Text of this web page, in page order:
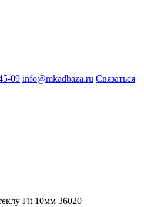
09 info@mkadbaza.ru Связаться
Fit 10мм 36020